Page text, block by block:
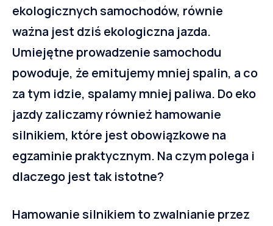
ekologicznych samochodów, równie
ważna jest dziś ekologiczna jazda.
Umiejętne prowadzenie samochodu
powoduje, że emitujemy mniej spalin, a co
za tym idzie, spalamy mniej paliwa. Do eko
jazdy zaliczamy również hamowanie
silnikiem, które jest obowiązkowe na
egzaminie praktycznym. Na czym polega i
dlaczego jest tak istotne?
Hamowanie silnikiem to zwalnianie przez